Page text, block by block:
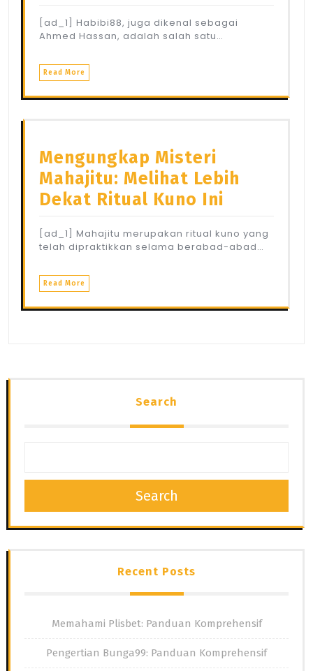
[ad_1] Habibi88, juga dikenal sebagai
Ahmed Hassan, adalah salah satu…
Read More
Mengungkap Misteri
Mahajitu: Melihat Lebih
Dekat Ritual Kuno Ini
[ad_1] Mahajitu merupakan ritual kuno yang
telah dipraktikkan selama berabad-abad…
Read More
Search
Search
Recent Posts
Memahami Plisbet: Panduan Komprehensif
Pengertian Bunga99: Panduan Komprehensif